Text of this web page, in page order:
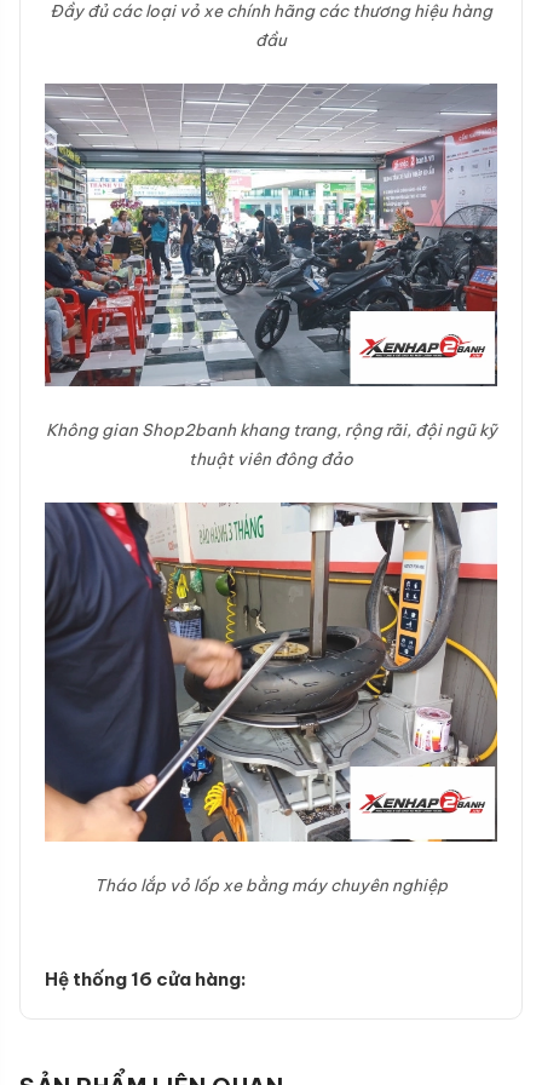
Đầy đủ các loại vỏ xe chính hãng các thương hiệu hàng
đầu
Không gian Shop2banh khang trang, rộng rãi, đội ngũ kỹ
thuật viên đông đảo
Tháo lắp vỏ lốp xe bằng máy chuyên nghiệp
Hệ thống 16 cửa hàng: